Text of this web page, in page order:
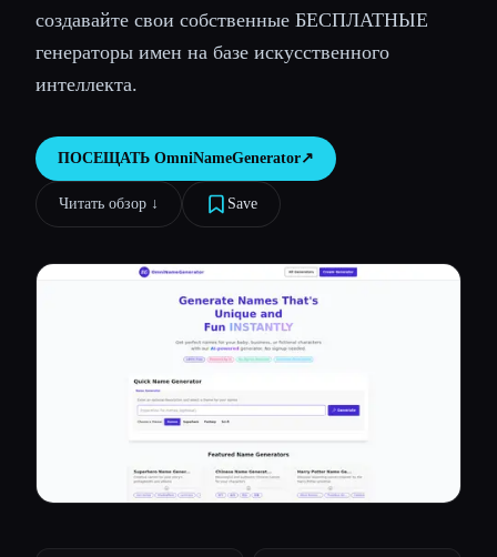
Сравнить инструменты
Все категории
создавайте свои собственные БЕСПЛАТНЫЕ
генераторы имен на базе искусственного
интеллекта.
ПОСЕЩАТЬ OmniNameGenerator↗︎
Читать обзор ↓︎ Save